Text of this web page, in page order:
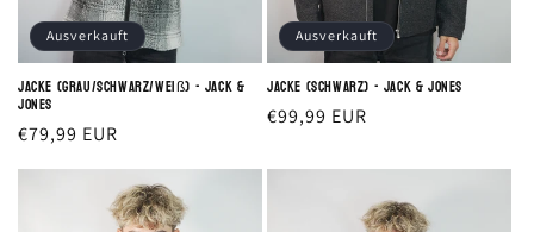
Ausverkauft
Jacke (grau/schwarz/weiß) - Jack &
Jones
Normaler
€79,99 EUR
Ausverkauft
Jacke (schwarz) - Jack & Jones
Normaler
€99,99 EUR